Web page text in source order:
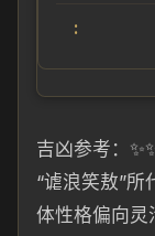
吉凶参考：
“谑浪笑敖”
体性格偏向灵